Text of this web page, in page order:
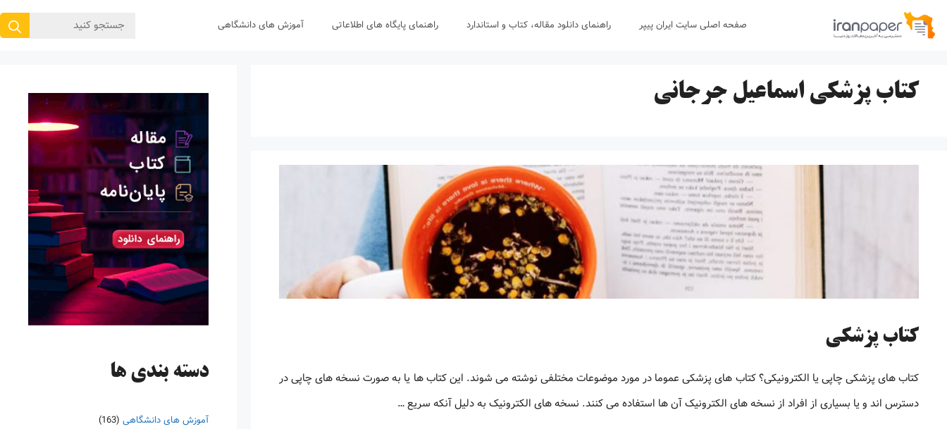
پرش
صفحه اصلی سایت ایران پیپر راهنمای دانلود مقاله، کتاب و استاندارد راهنمای پایگاه های اطلاعاتی آموزش های دانشگاهی
جستجوی
کتاب پزشکی اسماعیل جرجانی
کتاب پزشکی
کتاب های پزشکی چاپی یا الکترونیکی؟ کتاب های پزشکی عموما در مورد موضوعات مختلفی نوشته می شوند. این کتاب ها یا به صورت نسخه های چاپی در
دسترس اند و یا بسیاری از افراد از نسخه های الکترونیک آن ها استفاده می کنند. نسخه های الکترونیک به دلیل آنکه سریع …
دسته‌ بندی ها
آموزش های دانشگاهی (163)